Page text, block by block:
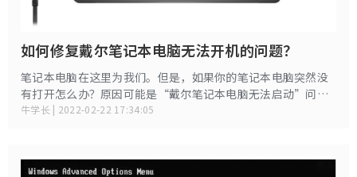
如何修复戴尔笔记本电脑无法开机的问题？
笔记本电脑在这里为我们。但是，如果你的笔记本电脑突然没
有打开怎么办？原因可能是“戴尔笔记本电脑无法启动”问
题。我们先来看看这些原因。
牛学长 | 2022-02-22 17:34:05